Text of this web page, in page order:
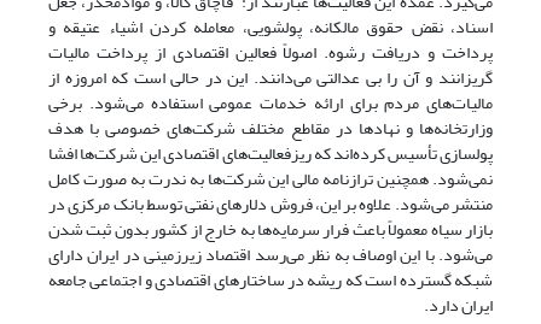
اسناد، نقض حقوق مالکانه، پولشویی، معامله کردن اشیاء عتیقه و
پرداخت و دریافت رشوه. اصولاً فعالین اقتصادی از پرداخت مالیات
گریزانند و آن را بی عدالتی می‌دانند. این در حالی است که امروزه از
مالیات‌های مردم برای ارائه خدمات عمومی استفاده می‌شود. برخی
وزارتخانه‌ها و نهاد‌ها در مقاطع مختلف شرکت‌های خصوصی با هدف
پولسازی تأسیس کرده‌اند که ریزفعالیت‌های اقتصادی این شرکت‌ها افشا
نمی‌شود. همچنین ترازنامه مالی این شرکت‌ها به ندرت به صورت کامل
منتشر می‌شود. علاوه بر این، فروش دلارهای نفتی توسط بانک مرکزی در
بازار سیاه معمولاً باعث فرار سرمایه‌ها به خارج از کشور بدون ثبت شدن
می‌شود. با این اوصاف به نظر می‌رسد اقتصاد زیرزمینی در ایران دارای
شبکه گسترده است که ریشه در ساختارهای اقتصادی و اجتماعی جامعه
ایران دارد.